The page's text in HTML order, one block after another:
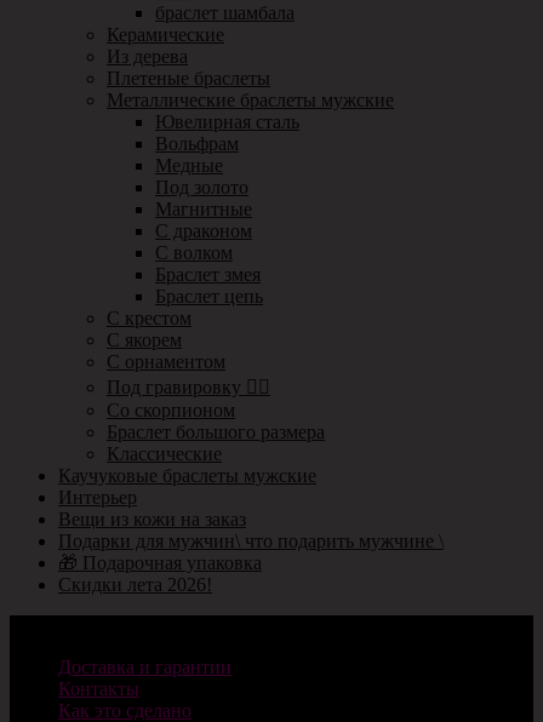
браслет шамбала
Керамические
Из дерева
Плетеные браслеты
Металлические браслеты мужские
Ювелирная сталь
Вольфрам
Медные
Под золото
Магнитные
С драконом
С волком
Браслет змея
Браслет цепь
С крестом
С якорем
С орнаментом
Под гравировку ✍🏻
Со скорпионом
Браслет большого размера
Классические
Каучуковые браслеты мужские
Интерьер
Вещи из кожи на заказ
Подарки для мужчин\ что подарить мужчине \
🎁 Подарочная упаковка
Скидки лета 2026!
Доставка и гарантии
Контакты
Как это сделано